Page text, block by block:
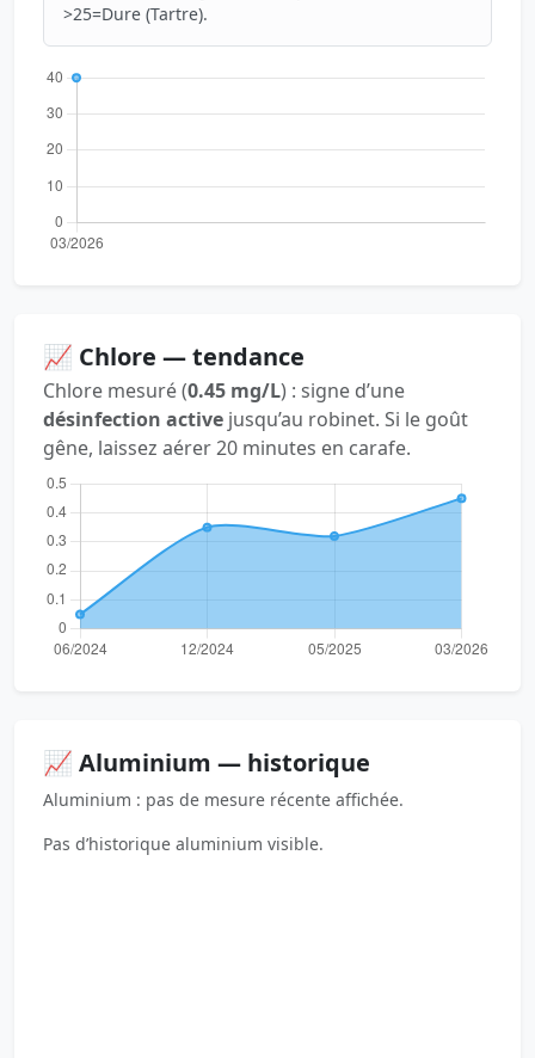
>25=Dure (Tartre).
📈 Chlore — tendance
Chlore mesuré (0.45 mg/L) : signe d’une
désinfection active jusqu’au robinet. Si le goût
gêne, laissez aérer 20 minutes en carafe.
📈 Aluminium — historique
Aluminium : pas de mesure récente affichée.
Pas d’historique aluminium visible.